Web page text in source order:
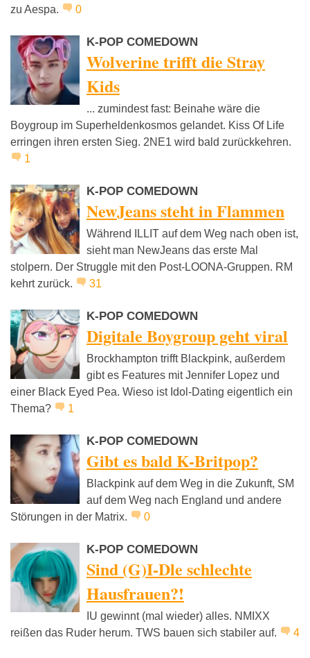
zu Aespa.
0
K-POP COMEDOWN
Wolverine trifft die Stray
Kids
... zumindest fast: Beinahe wäre die
Boygroup im Superheldenkosmos gelandet. Kiss Of Life
erringen ihren ersten Sieg. 2NE1 wird bald zurückkehren.
1
K-POP COMEDOWN
NewJeans steht in Flammen
Während ILLIT auf dem Weg nach oben ist,
sieht man NewJeans das erste Mal
stolpern. Der Struggle mit den Post-LOONA-Gruppen. RM
kehrt zurück.
31
K-POP COMEDOWN
Digitale Boygroup geht viral
Brockhampton trifft Blackpink, außerdem
gibt es Features mit Jennifer Lopez und
einer Black Eyed Pea. Wieso ist Idol-Dating eigentlich ein
Thema?
1
K-POP COMEDOWN
Gibt es bald K-Britpop?
Blackpink auf dem Weg in die Zukunft, SM
auf dem Weg nach England und andere
Störungen in der Matrix.
0
K-POP COMEDOWN
Sind (G)I-Dle schlechte
Hausfrauen?!
IU gewinnt (mal wieder) alles. NMIXX
reißen das Ruder herum. TWS bauen sich stabiler auf.
4